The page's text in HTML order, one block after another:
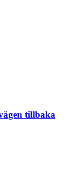
tillbaka